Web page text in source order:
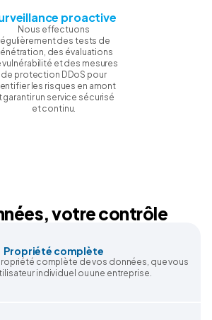
proactive
Nous effectuons
des tests de
des évaluations
vulnérabilité et des mesures
de protection DDoS pour
les risques en amont
garantir un service sécurisé
et continu.
votre contrôle
Propriété complète
complète de vos données, que vous
individuel ou une entreprise.